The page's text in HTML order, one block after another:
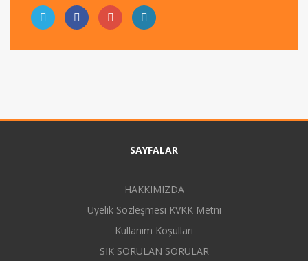
SAYFALAR
HAKKIMIZDA
Üyelik Sözleşmesi KVKK Metni
Kullanım Koşulları
SIK SORULAN SORULAR